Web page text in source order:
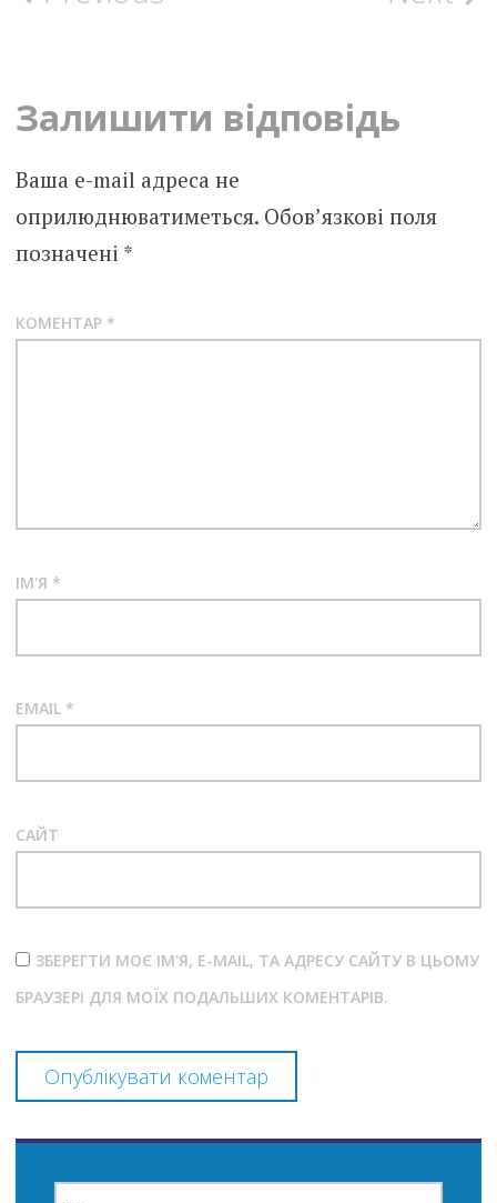
Залишити відповідь
Ваша e-mail адреса не
оприлюднюватиметься. Обов’язкові поля
позначені *
КОМЕНТАР *
ІМ'Я *
EMAIL *
САЙТ
ЗБЕРЕГТИ МОЄ ІМ'Я, E-MAIL, ТА АДРЕСУ САЙТУ В ЦЬОМУ
БРАУЗЕРІ ДЛЯ МОЇХ ПОДАЛЬШИХ КОМЕНТАРІВ.